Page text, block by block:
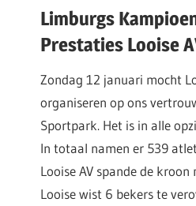
Limburgs
Prestaties Looise
Zondag 12 januari mocht
organiseren op ons
Sportpark. Het is in alle
In totaal namen er 539
Looise AV spande de
Looise wist 6 bekers te